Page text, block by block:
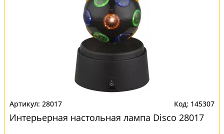
28017 145307
Интерьерная настольная лампа Disco 28017